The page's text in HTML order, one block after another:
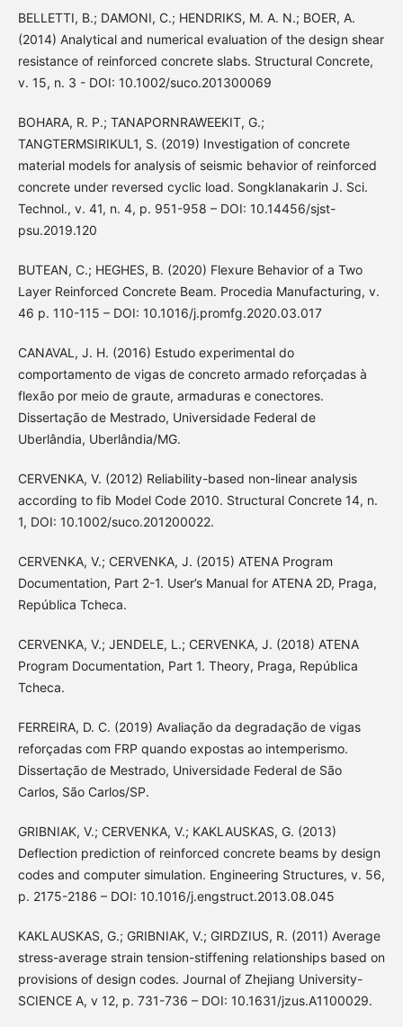
BELLETTI, B.; DAMONI, C.; HENDRIKS, M. A. N.; BOER, A.
(2014) Analytical and numerical evaluation of the design shear
resistance of reinforced concrete slabs. Structural Concrete,
v. 15, n. 3 - DOI: 10.1002/suco.201300069
BOHARA, R. P.; TANAPORNRAWEEKIT, G.;
TANGTERMSIRIKUL1, S. (2019) Investigation of concrete
material models for analysis of seismic behavior of reinforced
concrete under reversed cyclic load. Songklanakarin J. Sci.
Technol., v. 41, n. 4, p. 951-958 – DOI: 10.14456/sjst-
psu.2019.120
BUTEAN, C.; HEGHES, B. (2020) Flexure Behavior of a Two
Layer Reinforced Concrete Beam. Procedia Manufacturing, v.
46 p. 110-115 – DOI: 10.1016/j.promfg.2020.03.017
CANAVAL, J. H. (2016) Estudo experimental do
comportamento de vigas de concreto armado reforçadas à
flexão por meio de graute, armaduras e conectores.
Dissertação de Mestrado, Universidade Federal de
Uberlândia, Uberlândia/MG.
CERVENKA, V. (2012) Reliability-based non-linear analysis
according to fib Model Code 2010. Structural Concrete 14, n.
1, DOI: 10.1002/suco.201200022.
CERVENKA, V.; CERVENKA, J. (2015) ATENA Program
Documentation, Part 2-1. User’s Manual for ATENA 2D, Praga,
República Tcheca.
CERVENKA, V.; JENDELE, L.; CERVENKA, J. (2018) ATENA
Program Documentation, Part 1. Theory, Praga, República
Tcheca.
FERREIRA, D. C. (2019) Avaliação da degradação de vigas
reforçadas com FRP quando expostas ao intemperismo.
Dissertação de Mestrado, Universidade Federal de São
Carlos, São Carlos/SP.
GRIBNIAK, V.; CERVENKA, V.; KAKLAUSKAS, G. (2013)
Deflection prediction of reinforced concrete beams by design
codes and computer simulation. Engineering Structures, v. 56,
p. 2175-2186 – DOI: 10.1016/j.engstruct.2013.08.045
KAKLAUSKAS, G.; GRIBNIAK, V.; GIRDZIUS, R. (2011) Average
stress-average strain tension-stiffening relationships based on
provisions of design codes. Journal of Zhejiang University-
SCIENCE A, v 12, p. 731-736 – DOI: 10.1631/jzus.A1100029.